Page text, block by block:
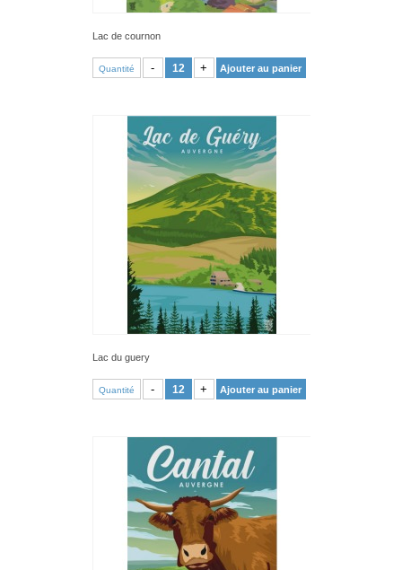
Lac de cournon
Quantité - + Ajouter au panier
Lac du guery
Quantité - + Ajouter au panier